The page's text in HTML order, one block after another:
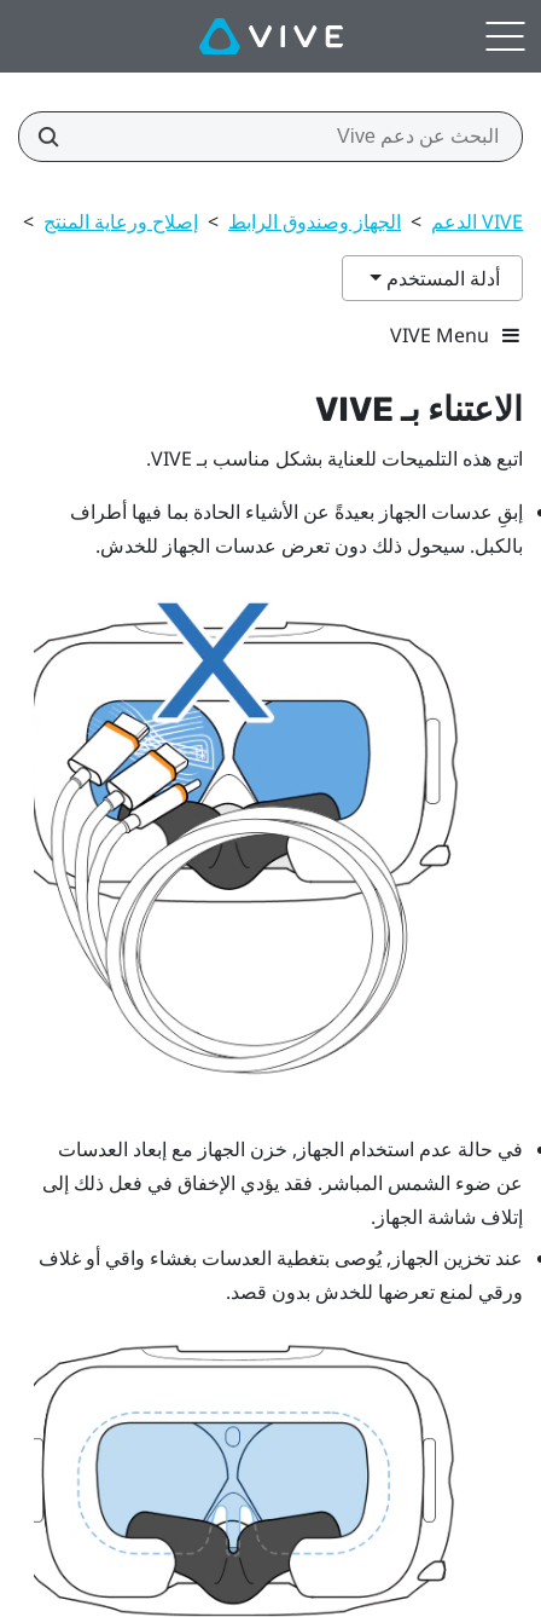
VIVE الدعم > الجهاز وصندوق الرابط > إصلاح ورعاية المنتج >
أدلة المستخدم
VIVE Menu
الاعتناء بـVIVE
اتبع هذه التلميحات للعناية بشكل مناسب بـVIVE
.
إبقِ عدسات الجهاز بعيدةً عن الأشياء الحادة بما فيها أطراف
بالكبل. سيحول ذلك دون تعرض عدسات الجهاز للخدش.
في حالة عدم استخدام الجهاز, خزن الجهاز مع إبعاد العدسات
عن ضوء الشمس المباشر. فقد يؤدي الإخفاق في فعل ذلك إلى
إتلاف شاشة الجهاز.
عند تخزين الجهاز , يُوصى بتغطية العدسات بغشاء واقي أو غلاف
ورقي لمنع تعرضها للخدش بدون قصد.